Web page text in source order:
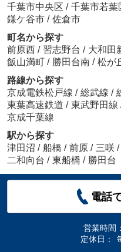
千葉市中央区 / 千葉市若葉
鎌ケ谷市 / 佐倉市
町名から探す
前原西 / 習志野台 / 大和田
飯山満町 / 勝田台南 / 松が
路線から探す
京成電鉄松戸線 / 総武線 /
東葉高速鉄道 / 東武野田線
京成千葉線
駅から探す
津田沼 / 船橋 / 前原 / 三咲 /
二和向台 / 東船橋 / 勝田台
電話
営業時間：
定休日：